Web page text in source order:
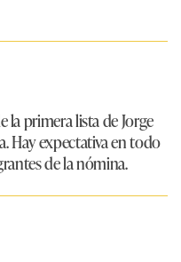
la primera lista de Jorge
Hay expectativa en todo
de la nómina.